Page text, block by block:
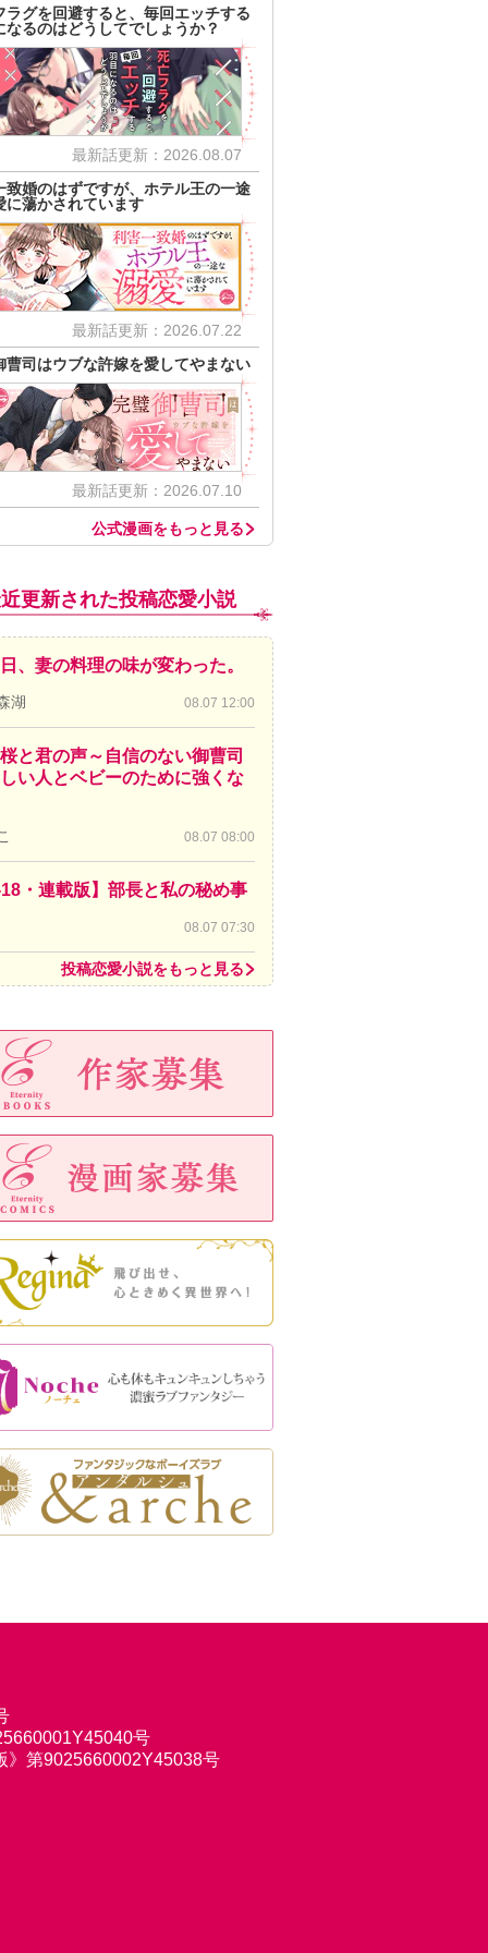
ラグを回避すると、毎回エッチする
なるのはどうしてでしょうか？
最新話更新：2026.08.07
致婚のはずですが、ホテル王の一途
に蕩かされています
最新話更新：2026.07.22
曹司はウブな許嫁を愛してやまない
最新話更新：2026.07.10
公式漫画をもっと見る
更新された投稿恋愛小説
、妻の料理の味が変わった。
湖 08.07 12:00
と君の声～自信のない御曹司
い人とベビーのために強くな
08.07 08:00
・連載版】部長と私の秘め事
08.07 07:30
投稿恋愛小説をもっと見る
号
第9025660002Y45038号